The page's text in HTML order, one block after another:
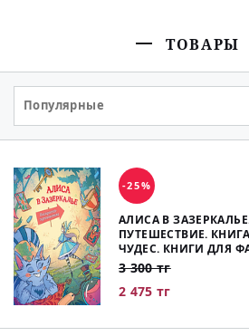
ТОВАРЫ
Популярные
-25%
АЛИСА В
ПУТЕШЕСТВИЕ.
ЧУДЕС. КНИГИ ДЛЯ
3 300 тг
2 475 тг